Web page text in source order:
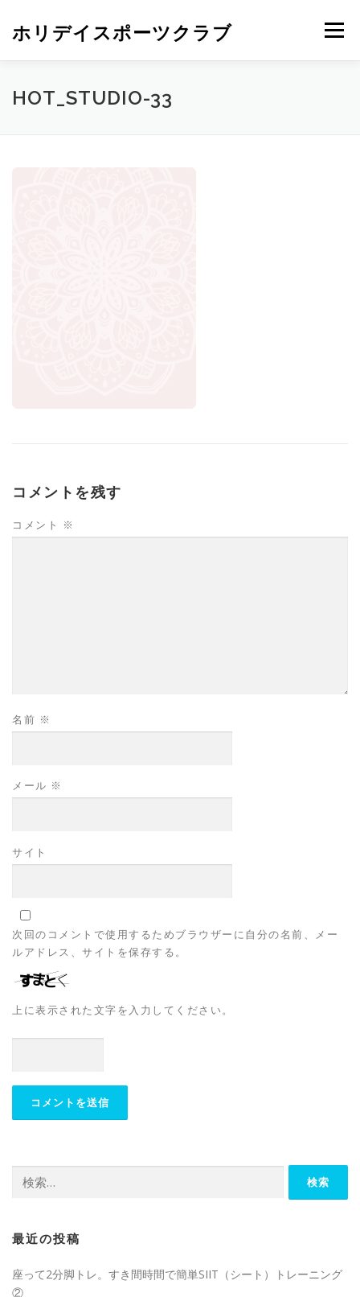
ホリデイスポーツクラブ メニュー
HOT_STUDIO-33
コメントを残す
コメント ※
名前 ※
メール ※
サイト
次回のコメントで使用するためブラウザーに自分の名前、メー
ルアドレス、サイトを保存する。
上に表示された文字を入力してください。
最近の投稿
座って2分脚トレ。すき間時間で簡単SIIT（シート）トレーニング
②